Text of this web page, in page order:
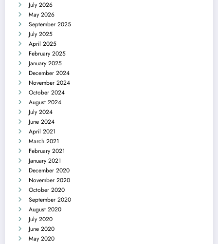
July 2026
May 2026
September 2025
July 2025
April 2025
February 2025
January 2025
December 2024
November 2024
October 2024
August 2024
July 2024
June 2024
April 2021
March 2021
February 2021
January 2021
December 2020
November 2020
October 2020
September 2020
August 2020
July 2020
June 2020
May 2020